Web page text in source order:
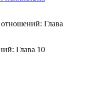
Глава 10